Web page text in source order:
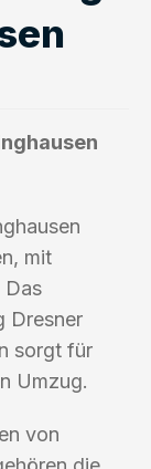
mit
Das
Dresner
sorgt für
Umzug.
von